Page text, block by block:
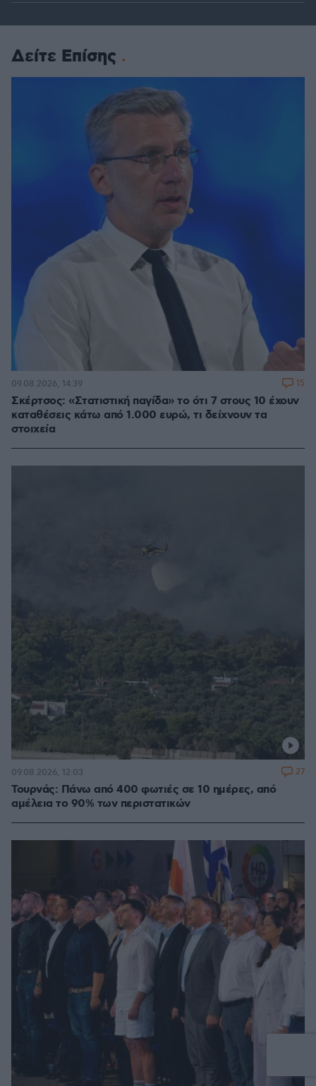
Δείτε Επίσης
Σκέρτσος: «Στατιστική παγίδα» το ότι 7 στους 10 έχουν
καταθέσεις κάτω από 1.000 ευρώ, τι δείχνουν τα
στοιχεία
09.08.2026, 14:39 15
Τουρνάς: Πάνω από 400 φωτιές σε 10 ημέρες, από
αμέλεια το 90% των περιστατικών
09.08.2026, 12:03 27